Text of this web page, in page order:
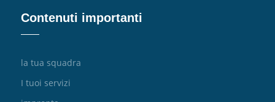
Contenuti importanti
la tua squadra
I tuoi servizi